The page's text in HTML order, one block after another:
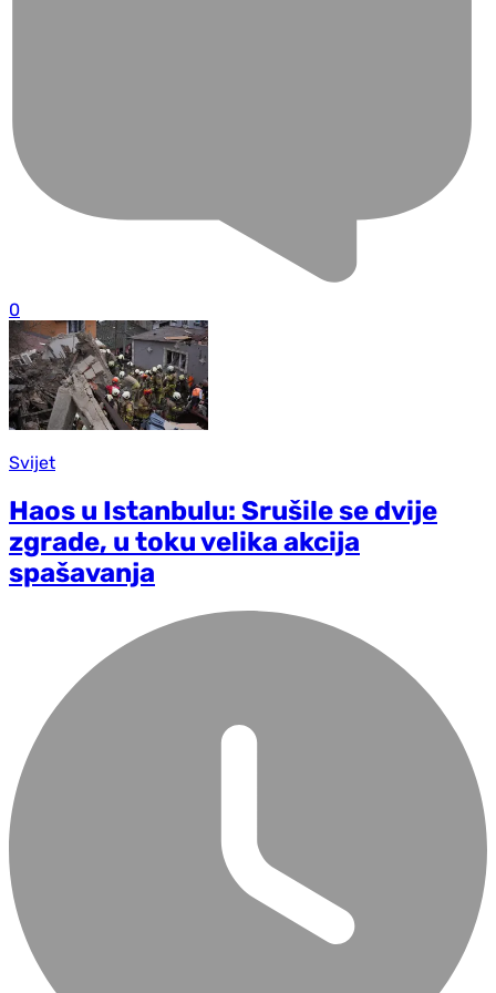
0
Svijet
Haos u Istanbulu: Srušile se dvije
zgrade, u toku velika akcija
spašavanja